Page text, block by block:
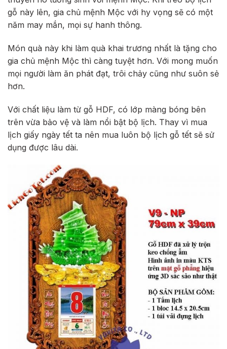
gỗ này lên, gia chủ mệnh Mộc với hy vọng sẽ có một
năm may mắn, mọi sự hanh thông.
Món quà này khi làm quà khai trương nhất là tặng cho
gia chủ mệnh Mộc thì càng tuyệt hơn. Với mong muốn
mọi người làm ăn phát đạt, trôi chảy cũng như suôn sẻ
hơn.
Với chất liệu làm từ gỗ HDF, có lớp màng bóng bên
trên vừa bảo vệ và làm nổi bật bộ lịch. Thay vì mua
lịch giấy ngày tết ta nên mua luôn bộ lịch gỗ tết sẽ sử
dụng được lâu dài.